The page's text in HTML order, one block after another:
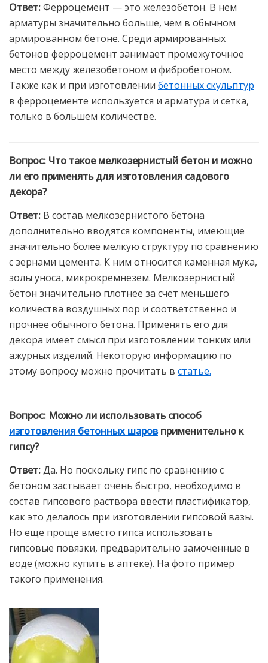
Ответ:Ферроцемент — это железобетон. В нем
арматуры значительно больше, чем в обычном
армированном бетоне. Среди армированных
бетонов ферроцемент занимает промежуточное
место между железобетоном и фибробетоном.
Также как и при изготовлении бетонных скульптур
в ферроцементе используется и арматура и сетка,
только в большем количестве.
Вопрос: Что такое мелкозернистый бетон и можно
ли его применять для изготовления садового
декора?
Ответ: В состав мелкозернистого бетона
дополнительно вводятся компоненты, имеющие
значительно более мелкую структуру по сравнению
с зернами цемента. К ним относится каменная мука,
золы уноса, микрокремнезем. Мелкозернистый
бетон значительно плотнее за счет меньшего
количества воздушных пор и соответственно и
прочнее обычного бетона. Применять его для
декора имеет смысл при изготовлении тонких или
ажурных изделий. Некоторую информацию по
этому вопросу можно прочитать в статье.
Вопрос: Можно ли использовать способ
изготовления бетонных шаровприменительно к
гипсу?
Ответ:Да. Но поскольку гипс по сравнению с
бетоном застывает очень быстро, необходимо в
состав гипсового раствора ввести пластификатор,
как это делалось при изготовлении гипсовой вазы.
Но еще проще вместо гипса использовать
гипсовые повязки, предварительно замоченные в
воде (можно купить в аптеке). На фото пример
такого применения.